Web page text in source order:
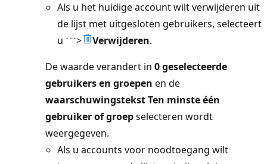
Als u het huidige account wilt verwijderen uit
de lijst met uitgesloten gebruikers, selecteert
u
> Verwijderen.
De waarde verandert in 0 geselecteerde
gebruikers en groepen en de
waarschuwingstekst Ten minste één
gebruiker of groepselecteren wordt
weergegeven.
Als u accounts voor noodtoegang wilt